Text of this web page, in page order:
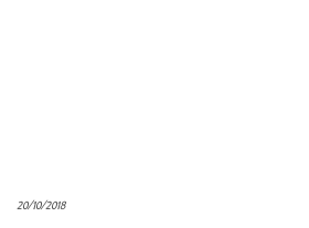
20/10/2018